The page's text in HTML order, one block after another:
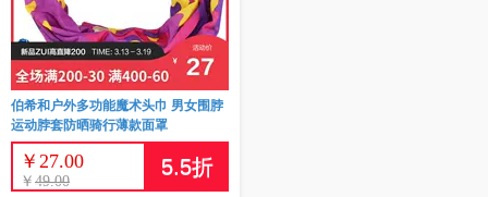
伯希和户外多功能魔术头巾 男女围脖
运动脖套防晒骑行薄款面罩
￥ 27.00
￥ 49.00
5.5折